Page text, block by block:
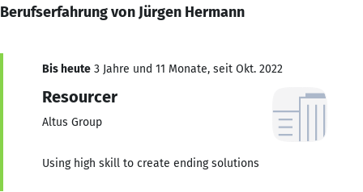
Berufserfahrung von Jürgen Hermann
Bis heute 3 Jahre und 11 Monate, seit Okt. 2022
Resourcer
Altus Group
Using high skill to create ending solutions